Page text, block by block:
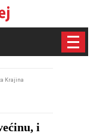
Krajina
i